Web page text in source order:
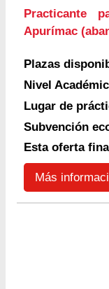
Practicante
Apurímac
Plazas
Nivel
Lugar de
Subvención
Esta oferta
Más